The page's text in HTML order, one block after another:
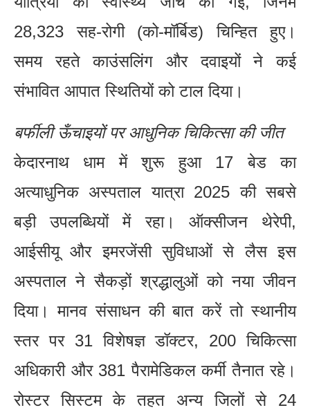
28,323 सह-रोगी (को-मॉर्बिड) चिन्हित हुए।
समय रहते काउंसलिंग और दवाइयों ने कई
संभावित आपात स्थितियों को टाल दिया।
बर्फीली ऊँचाइयों पर आधुनिक चिकित्सा की जीत
केदारनाथ धाम में शुरू हुआ 17 बेड का
अत्याधुनिक अस्पताल यात्रा 2025 की सबसे
बड़ी उपलब्धियों में रहा। ऑक्सीजन थेरेपी,
आईसीयू और इमरजेंसी सुविधाओं से लैस इस
अस्पताल ने सैकड़ों श्रद्धालुओं को नया जीवन
दिया। मानव संसाधन की बात करें तो स्थानीय
स्तर पर 31 विशेषज्ञ डॉक्टर, 200 चिकित्सा
अधिकारी और 381 पैरामेडिकल कर्मी तैनात रहे।
रोस्टर सिस्टम के तहत अन्य जिलों से 24